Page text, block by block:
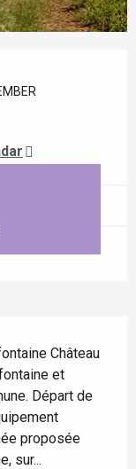
Château
et
Départ de
proposée
sur...